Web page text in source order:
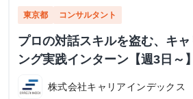
東京都 コンサルタント
プロの対話スキルを盗む、キ
ング実践インターン【週3日～】
株式会社キャリアインデックス